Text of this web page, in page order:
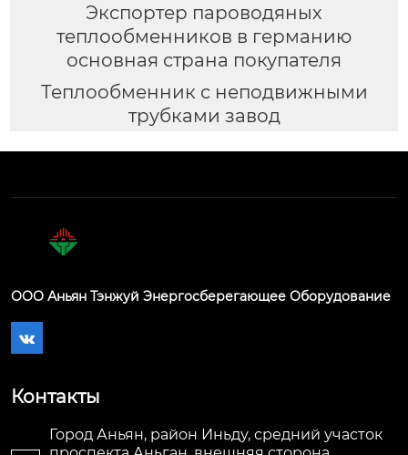
Экспортер пароводяных
теплообменников в германию
основная страна покупателя
Теплообменник с неподвижными
трубками завод
ООО Аньян Тэнжуй Энергосберегающее Оборудование

Контакты
Город Аньян, район Иньду, средний участок